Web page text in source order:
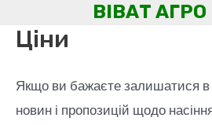
ВІВАТ АГРО
Ціни
Якщо ви бажаєте залишатися в
новин і пропозицій щодо